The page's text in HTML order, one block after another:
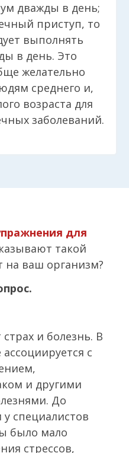
дважды в день;
приступ, то
выполнять
в день. Это
желательно
среднего и,
возраста для
заболеваний.
для
такой
на ваш организм?
и болезнь. В
с
и другими
До
специалистов
было мало
стрессов,